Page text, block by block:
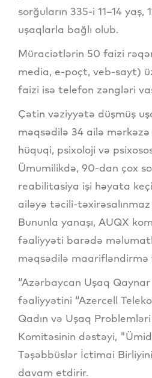
sorğuların 335-i 11–14 yaş,
uşaqlarla bağlı olub.
Müraciətlərin 50 faizi
media, e-poçt, veb-sayt)
faizi isə telefon zəngləri
Çətin vəziyyətə düşmüş
məqsədilə 34 ailə
hüquqi, psixoloji və
Ümumilikdə, 90-dan çox
reabilitasiya işi həyata
ailəyə təcili-
Bununla yanaşı, AUQX
fəaliyyəti barədə
məqsədilə
“Azərbaycan Uşaq
fəaliyyətini “Azercell
Qadın və Uşaq
Komitəsinin dəstəyi,
Təşəbbüslər İctimai
davam etdirir.